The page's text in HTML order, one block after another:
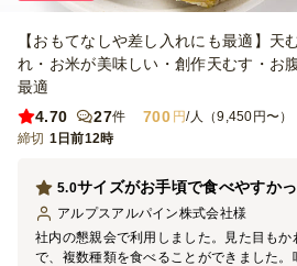
【おもてなしや差し入れにも最適】天
れ・お米が美味しい・創作天むす・お
最適
4.70
27件 700 円/人（9,450円〜）
締切 1日前12時
サイズがお手頃で食べやすか
5.0
アルプスアルパイン株式会社様
社内の懇親会で利用しました。見た目も
で、複数種類を食べることができました